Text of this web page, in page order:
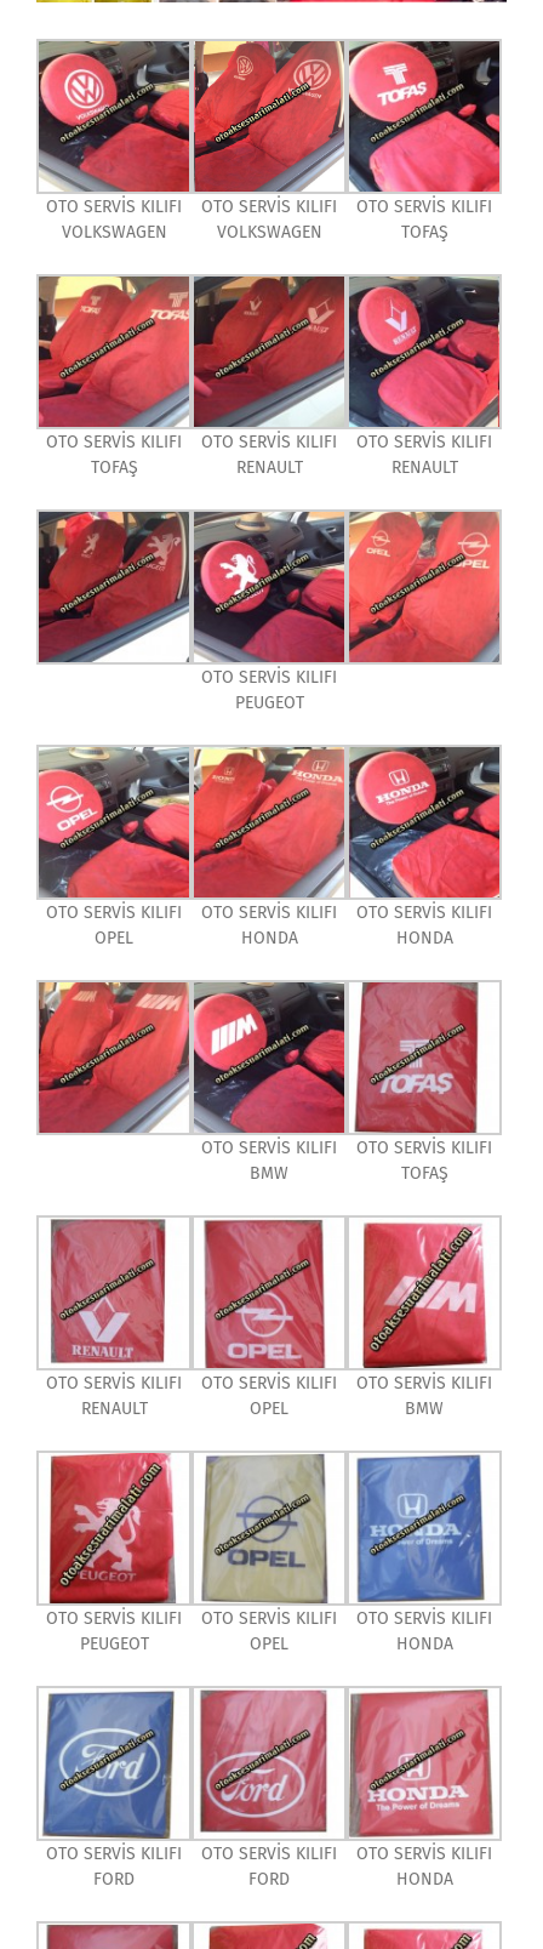
OTO SERVİS KILIFI
VOLKSWAGEN
OTO SERVİS KILIFI
VOLKSWAGEN
OTO SERVİS KILIFI
TOFAŞ
OTO SERVİS KILIFI
TOFAŞ
OTO SERVİS KILIFI
RENAULT
OTO SERVİS KILIFI
RENAULT
OTO SERVİS KILIFI
PEUGEOT
OTO SERVİS KILIFI
OPEL
OTO SERVİS KILIFI
HONDA
OTO SERVİS KILIFI
HONDA
OTO SERVİS KILIFI
BMW
OTO SERVİS KILIFI
TOFAŞ
OTO SERVİS KILIFI
RENAULT
OTO SERVİS KILIFI
OPEL
OTO SERVİS KILIFI
BMW
OTO SERVİS KILIFI
PEUGEOT
OTO SERVİS KILIFI
OPEL
OTO SERVİS KILIFI
HONDA
OTO SERVİS KILIFI
FORD
OTO SERVİS KILIFI
FORD
OTO SERVİS KILIFI
HONDA